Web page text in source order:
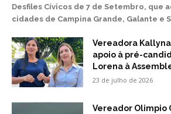
Desfiles Cívicos de 7 de Setembro, que
cidades de Campina Grande, Galante e
Vereadora
apoio à pré-
Lorena à
23 de julho de 2026
Vereador Olimpio